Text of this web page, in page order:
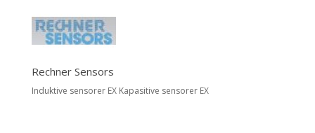
Rechner Sensors
Induktive sensorer EX Kapasitive sensorer EX